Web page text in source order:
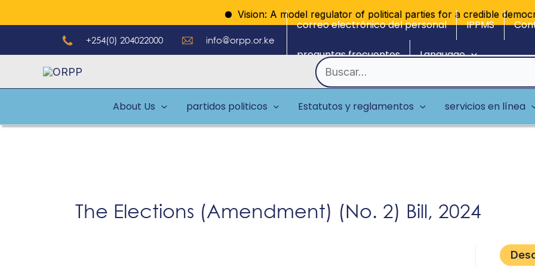
Vision: A model regulator of political parties for a credible
al
+254(0) 204022000 info@orpp.or.ke
correo electrónico del personal IPPMS
preguntas frecuentes Language
Buscar
por:
About Us partidos politicos Estatutos y reglamentos servicios en línea
The Elections (Amendment) (No. 2) Bill, 2024